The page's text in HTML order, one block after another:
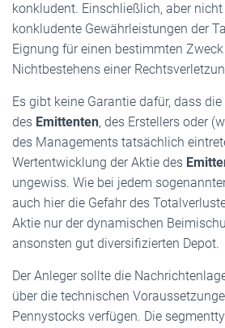
konkludent. Einschließlich, aber
konkludente Gewährleistungen der
Eignung für einen bestimmten
Nichtbestehens einer
Es gibt keine Garantie dafür, dass
des Emittenten, des Erstellers oder
des Managements tatsächlich
Wertentwicklung der Aktie des
ungewiss. Wie bei jedem
auch hier die Gefahr des
Aktie nur der dynamischen
ansonsten gut diversifizierten Depot.
Der Anleger sollte die
über die technischen
Pennystocks verfügen. Die